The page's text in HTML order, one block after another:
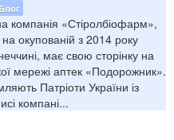
Блог
компанія «Стіролбіофарм»,
окупованій з 2014 року
має свою сторінку на
мережі аптек «Подорожник».
Патріоти України із
компані...